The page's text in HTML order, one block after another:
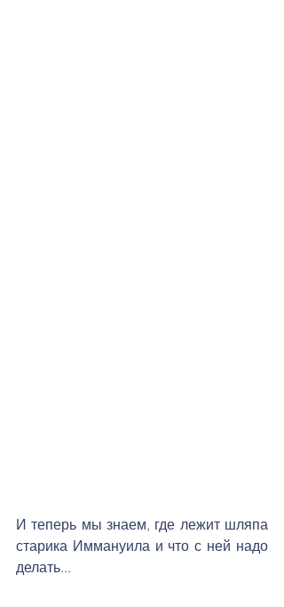
И теперь мы знаем, где лежит шляпа
старика Иммануила и что с ней надо
делать...